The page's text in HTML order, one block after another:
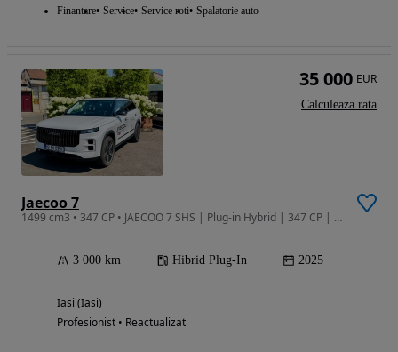
Finantare Service Service roti Spalatorie auto
Jaecoo 7
1499 cm3 • 347 CP • JAECOO 7 SHS | Plug-in Hybrid | 347 CP | 1.200 km Autonomie
3 000 km Hibrid Plug-In 2025
Iasi (Iasi)
Profesionist • Reactualizat
35 000 EUR
Calculeaza rata